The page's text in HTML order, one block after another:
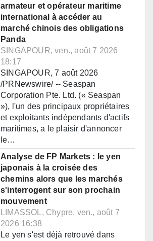
armateur et opérateur maritime
international à accéder au
marché chinois des obligations
Panda
SINGAPOUR, ven., août 7 2026
18:17
SINGAPOUR, 7 août 2026
/PRNewswire/ -- Seaspan
Corporation Pte. Ltd. (« Seaspan
»), l'un des principaux propriétaires
et exploitants indépendants d'actifs
maritimes, a le plaisir d'annoncer
le…
Analyse de FP Markets : le yen
japonais à la croisée des
chemins alors que les marchés
s'interrogent sur son prochain
mouvement
LIMASSOL, Chypre, ven., août 7
2026 16:38
Le yen s'est déjà retrouvé dans